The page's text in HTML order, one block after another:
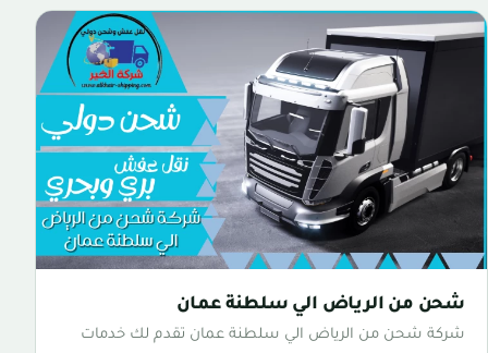
شحن من الرياض الي سلطنة عمان
شركة شحن من الرياض الي سلطنة عمان تقدم لك خدمات